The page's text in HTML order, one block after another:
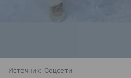
Источник: Соцсети